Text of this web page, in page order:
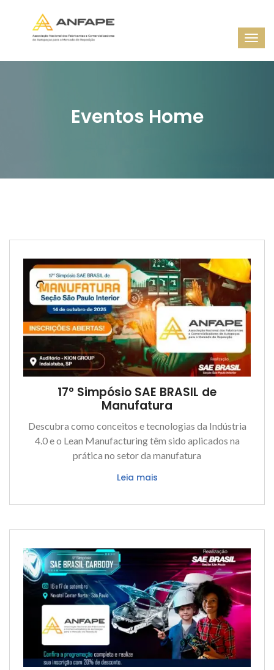
Eventos Home
17º Simpósio SAE BRASIL de
Manufatura
Descubra como conceitos e tecnologias da Indústria
4.0 e o Lean Manufacturing têm sido aplicados na
prática no setor da manufatura
Leia mais